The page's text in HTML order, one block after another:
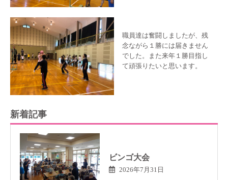
職員達は奮闘しましたが、残
念ながら１勝には届きません
でした。また来年１勝目指し
て頑張りたいと思います。
新着記事
ビンゴ大会
2026年7月31日